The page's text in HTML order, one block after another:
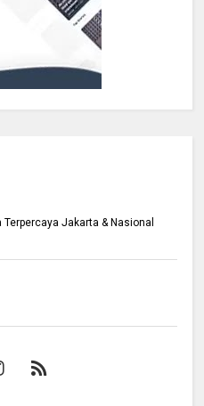
Jakarta & Nasional